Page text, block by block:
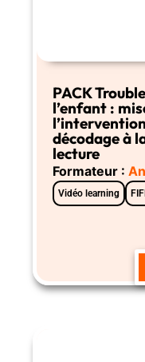
PACK
l’enfant :
décodage à
lecture
Formateur :
Vidéo learning